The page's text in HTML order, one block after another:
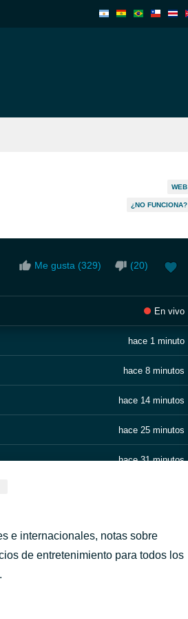
WEB
¿NO FUNCIONA?
Me gusta (329) (20)
En vivo
hace 1 minuto
hace 8 minutos
hace 14 minutos
hace 25 minutos
hace 31 minutos
hace 41 minutos
e internacionales, notas sobre
de entretenimiento para todos los